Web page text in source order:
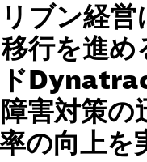
ブン経営
行を進め
害対策の
の向上を